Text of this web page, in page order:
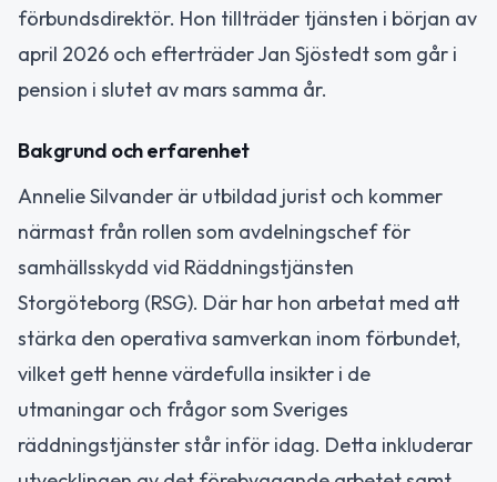
förbundsdirektör. Hon tillträder tjänsten i början av
april 2026 och efterträder Jan Sjöstedt som går i
pension i slutet av mars samma år.
Bakgrund och erfarenhet
Annelie Silvander är utbildad jurist och kommer
närmast från rollen som avdelningschef för
samhällsskydd vid Räddningstjänsten
Storgöteborg (RSG). Där har hon arbetat med att
stärka den operativa samverkan inom förbundet,
vilket gett henne värdefulla insikter i de
utmaningar och frågor som Sveriges
räddningstjänster står inför idag. Detta inkluderar